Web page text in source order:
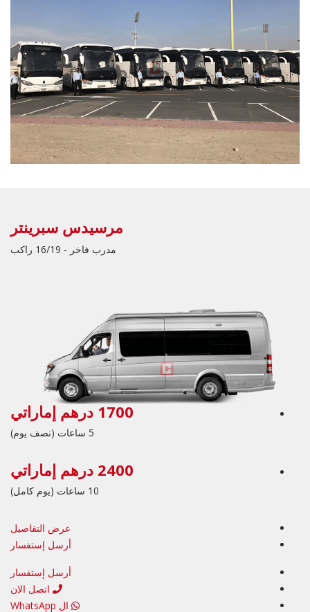
مرسيدس سبرينتر
مدرب فاخر - 16/19 راكب
1700 درهم إماراتي
5 ساعات (نصف يوم)
2400 درهم إماراتي
10 ساعات (يوم كامل)
عرض التفاصيل
أرسل إستفسار
أرسل إستفسار
اتصل الان
ال WhatsApp